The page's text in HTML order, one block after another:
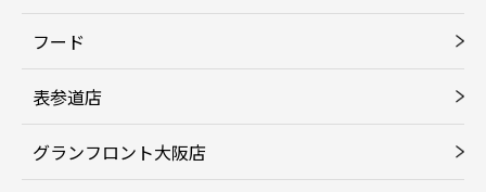
フード
表参道店
グランフロント大阪店